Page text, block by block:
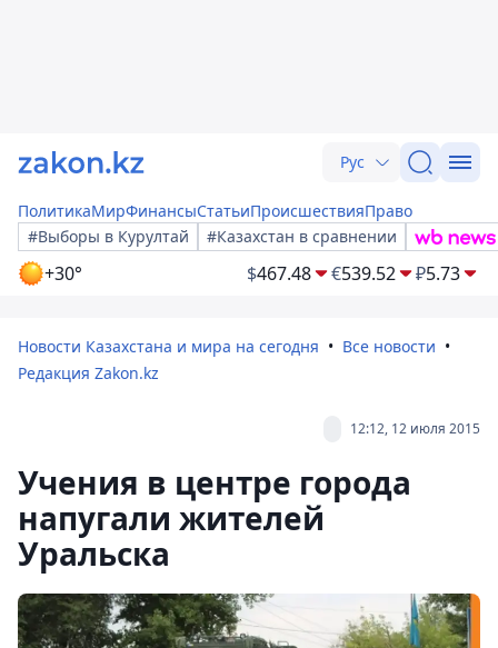
Рус
ПолитикаМирФинансыСтатьиПроисшествияПраво
#Выборы в Курултай
#Казахстан в сравнении
+30° $467.48 €539.52 ₽5.73
Новости Казахстана и мира на сегодня
Все новости
Редакция Zakon.kz
12:12, 12 июля 2015
Учения в центре города
напугали жителей
Уральска